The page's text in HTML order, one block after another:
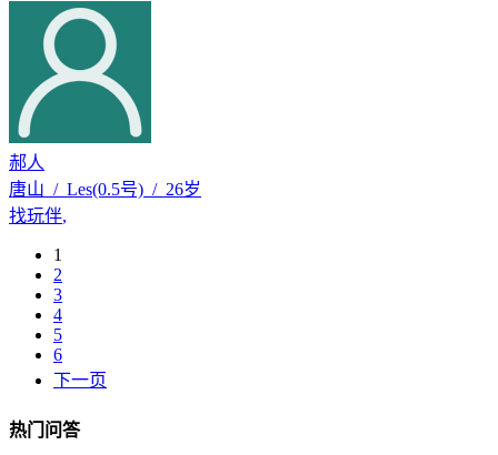
郝人
唐山 / Les(0.5号) / 26岁
找玩伴,
1
2
3
4
5
6
下一页
热门问答